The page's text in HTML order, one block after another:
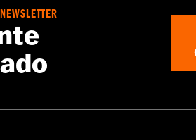
instrucciones de instalación